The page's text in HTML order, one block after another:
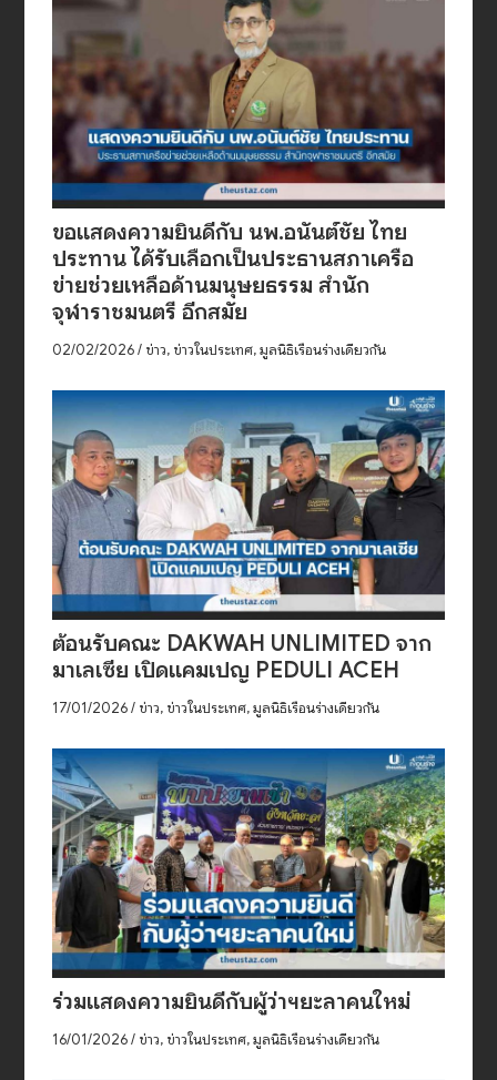
ขอแสดงความยินดีกับ นพ.อนันต์ชัย ไทย
ประทาน ได้รับเลือกเป็นประธานสภาเครือ
ข่ายช่วยเหลือด้านมนุษยธรรม สำนัก
จุฬาราชมนตรี อีกสมัย
02/02/2026/ ข่าว, ข่าวในประเทศ,มูลนิธิเรือนร่างเดียวกัน
ต้อนรับคณะ DAKWAH UNLIMITED จาก
มาเลเซีย เปิดแคมเปญ PEDULI ACEH
17/01/2026/ ข่าว, ข่าวในประเทศ,มูลนิธิเรือนร่างเดียวกัน
ร่วมแสดงความยินดีกับผู้ว่าฯยะลาคนใหม่
16/01/2026/ ข่าว, ข่าวในประเทศ,มูลนิธิเรือนร่างเดียวกัน